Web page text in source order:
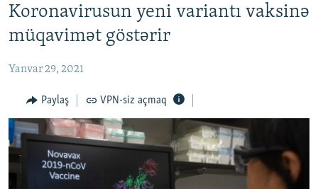
Əsas
naviqasiyaya
qayıt
#ƏSLINDƏ
FƏRQƏ BAX
QANUNI DOĞRU
ARAŞDIRMA
MULTIMEDIA
VIDEO
RADIO ARXIV
Koronavirusun yeni variantı vaksinə
müqavimət göstərir
Yanvar 29, 2021
Paylaş VPN-siz açmaq